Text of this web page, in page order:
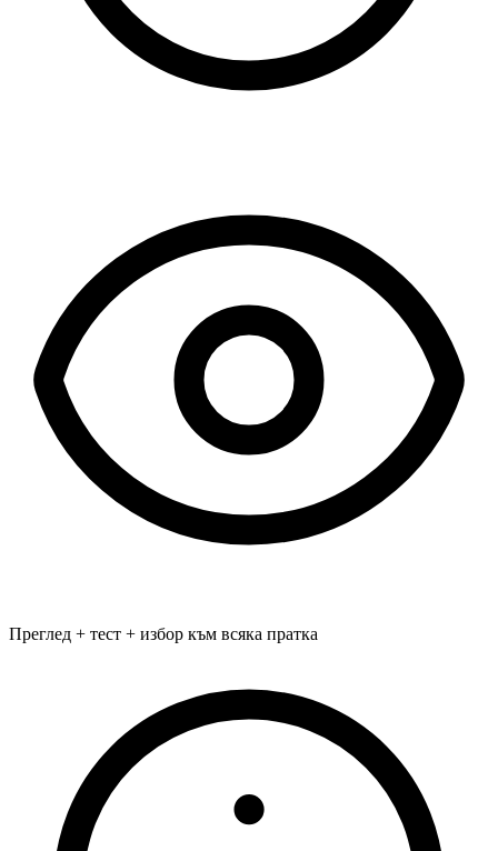
Преглед + тест + избор към всяка пратка